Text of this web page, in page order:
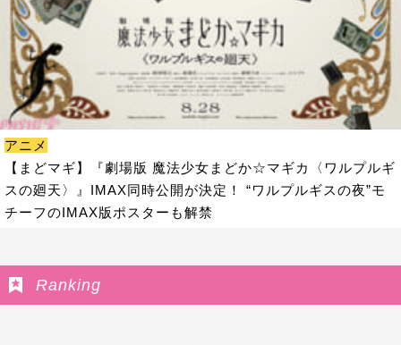
アニメ
【まどマギ】『劇場版 魔法少女まどか☆マギカ〈ワルプルギ
スの廻天〉』IMAX同時公開が決定！ “ワルプルギスの夜”モ
チーフのIMAX版ポスターも解禁
Ranking